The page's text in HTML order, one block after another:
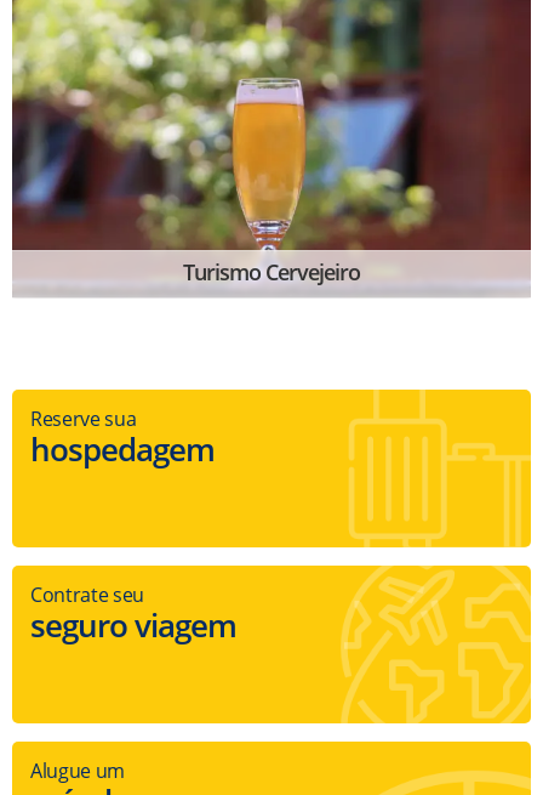
Turismo Cervejeiro
Reserve sua
hospedagem
Contrate seu
seguro viagem
Alugue um